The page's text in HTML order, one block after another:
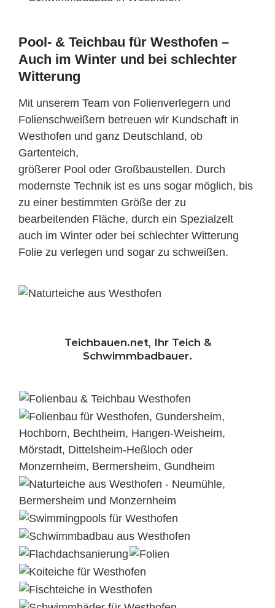
Pool- & Teichbau für Westhofen –
Auch im Winter und bei schlechter
Witterung
Mit unserem Team von Folienverlegern und
Folien­schweißern betreuen wir Kundschaft in
Westhofen und ganz Deutschland, ob
Gartenteich,
größerer Pool oder Großbaustellen. Durch
modernste Technik ist es uns sogar möglich, bis
zu einer bestimmten Größe der zu
bearbeitenden Fläche, durch ein Spezi­alzelt
auch im Winter oder bei schlechter Witterung
Folie zu verlegen und sogar zu schweißen.
Teichbauen.net, Ihr Teich &
Schwimmbadbauer.